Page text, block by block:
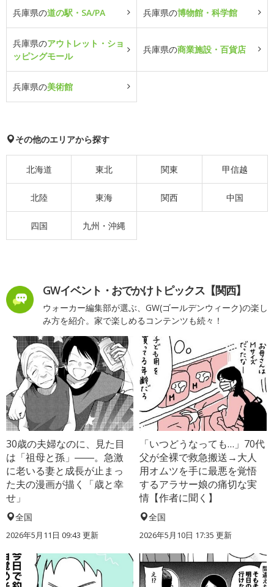
兵庫県の道の駅・SA/PA 兵庫県の博物館・科学館
兵庫県のアウトレット・ショ
ッピングモール
兵庫県の商業施設・百貨店
兵庫県の美術館
その他のエリアから探す
北海道 東北 関東 甲信越
北陸 東海 関西 中国
四国 九州・沖縄
GWイベント・おでかけトピックス【関西】
ウォーカー編集部が選ぶ、GW(ゴールデンウィーク)の楽し
み方を紹介。家で楽しめるコンテンツも続々！
30歳の夫婦なのに、見た目
は「祖母と孫」――。急激
に老いる妻と成長が止まっ
た夫の漫画が描く「歳と幸
せ」
全国
2026年5月11日 09:43 更新
「いつどうなっても…」70代
父が全裸で救急搬送→大人
用オムツを手に最悪を覚悟
するアラサー娘の痛切な実
情【作者に聞く】
全国
2026年5月10日 17:35 更新